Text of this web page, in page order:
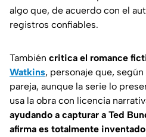
algo que, de acuerdo con el
registros confiables.
También critica el romance
Watkins, personaje que,
pareja, aunque la serie lo
usa la obra con licencia
ayudando a capturar a Ted
afirma es totalmente inventado